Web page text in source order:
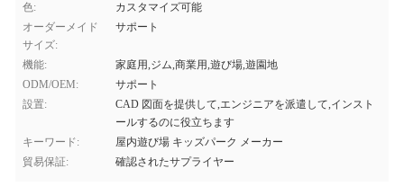
色:
カスタマイズ可能
オーダーメイド
サイズ:
サポート
機能:
家庭用,ジム,商業用,遊び場,遊園地
ODM/OEM:
サポート
設置:
CAD 図面を提供して,エンジニアを派遣して,インスト
ールするのに役立ちます
キーワード:
屋内遊び場 キッズパーク メーカー
貿易保証:
確認されたサプライヤー